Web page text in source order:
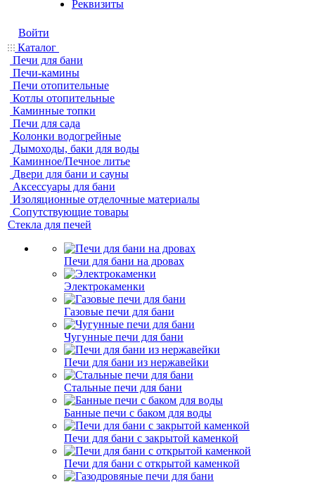
Реквизиты
Войти
Каталог
Печи для бани
Печи-камины
Печи отопительные
Котлы отопительные
Каминные топки
Печи для сада
Колонки водогрейные
Дымоходы, баки для воды
Каминное/Печное литье
Двери для бани и сауны
Аксессуары для бани
Изоляционные отделочные материалы
Сопутствующие товары
Стекла для печей
Печи для бани на дровах
Электрокаменки
Газовые печи для бани
Чугунные печи для бани
Печи для бани из нержавейки
Стальные печи для бани
Банные печи с баком для воды
Печи для бани с закрытой каменкой
Печи для бани с открытой каменкой